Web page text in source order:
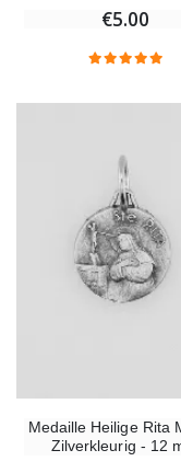
€5.00
Medaille Heilige Rita
Zilverkleurig - 12